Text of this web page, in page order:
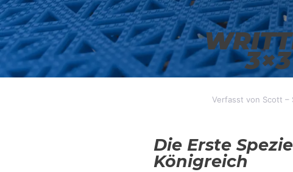
Verfasst von Scott –
Die Erste
Königreich